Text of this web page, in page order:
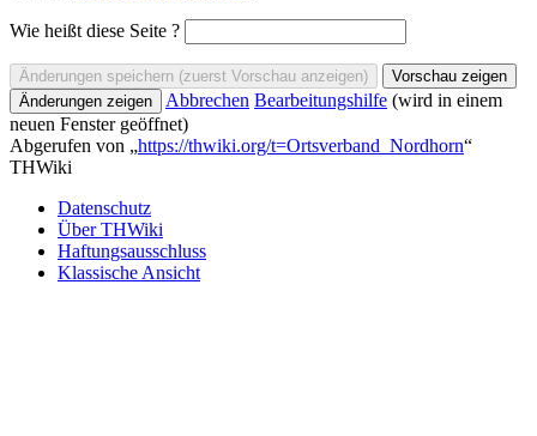
Wie heißt diese Seite ?
Abbrechen Bearbeitungshilfe (wird in einem
neuen Fenster geöffnet)
Abgerufen von „https://thwiki.org/t=Ortsverband_Nordhorn“
THWiki
Datenschutz
Über THWiki
Haftungsausschluss
Klassische Ansicht